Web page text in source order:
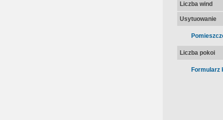
Liczba wind
Usytuowanie
Liczba pokoi
Formularz